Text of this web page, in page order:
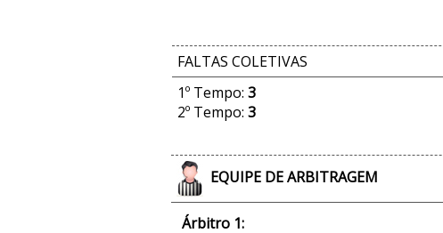
FALTAS COLETIVAS
1º Tempo: 3
2º Tempo: 3
EQUIPE DE ARBITRAGEM
Árbitro 1: